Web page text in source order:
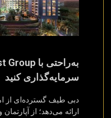
سرمایه‌گذاری کنید
دبی طیف گسترده‌ای از
ارائه می‌دهد؛ از آپارتمان